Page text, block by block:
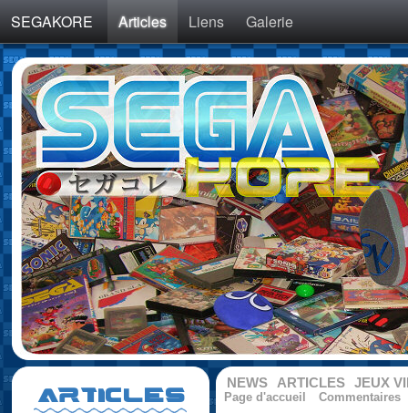
SEGAKORE Articles Liens Galerie
NEWS ARTICLES JEUX
Page d'accueil Commentaires
ARTICLES